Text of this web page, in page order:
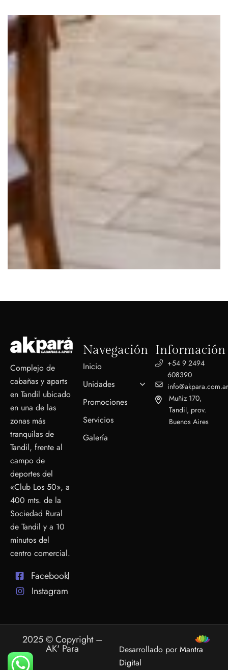
Complejo de
cabañas y aparts
en Tandil ubicado
en una de las
zonas más
tranquilas de
Tandil, frente al
campo de
deportes del
«Club Los 50», a
400 mts. de la
Sociedad Rural
de Tandil y a 10
minutos del
centro comercial.
Facebook
Instagram
Navegación
Inicio
Unidades
Promociones
Servicios
Galería
Información
+54 9 2494
608390
Muñiz 170,
Tandil, prov.
Buenos Aires
2025 © Copyright –
AK' Para Desarrollado por Mantra
Digital